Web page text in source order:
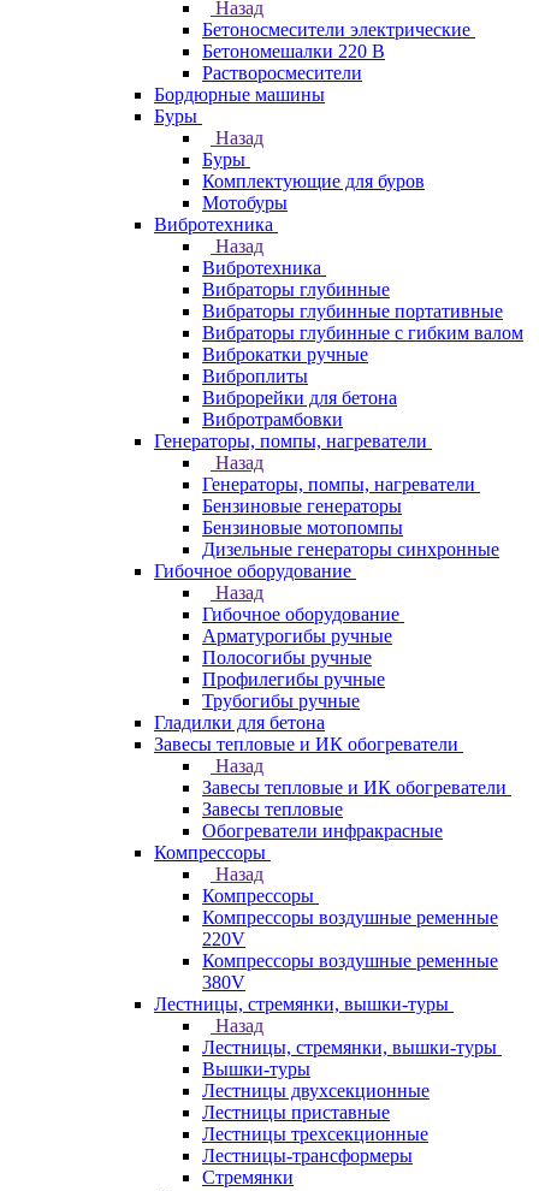
Назад
Бетоносмесители электрические
Бетономешалки 220 В
Растворосмесители
Бордюрные машины
Буры
Назад
Буры
Комплектующие для буров
Мотобуры
Вибротехника
Назад
Вибротехника
Вибраторы глубинные
Вибраторы глубинные портативные
Вибраторы глубинные с гибким валом
Виброкатки ручные
Виброплиты
Виброрейки для бетона
Вибротрамбовки
Генераторы, помпы, нагреватели
Назад
Генераторы, помпы, нагреватели
Бензиновые генераторы
Бензиновые мотопомпы
Дизельные генераторы синхронные
Гибочное оборудование
Назад
Гибочное оборудование
Арматурогибы ручные
Полосогибы ручные
Профилегибы ручные
Трубогибы ручные
Гладилки для бетона
Завесы тепловые и ИК обогреватели
Назад
Завесы тепловые и ИК обогреватели
Завесы тепловые
Обогреватели инфракрасные
Компрессоры
Назад
Компрессоры
Компрессоры воздушные ременные
220V
Компрессоры воздушные ременные
380V
Лестницы, стремянки, вышки-туры
Назад
Лестницы, стремянки, вышки-туры
Вышки-туры
Лестницы двухсекционные
Лестницы приставные
Лестницы трехсекционные
Лестницы-трансформеры
Стремянки